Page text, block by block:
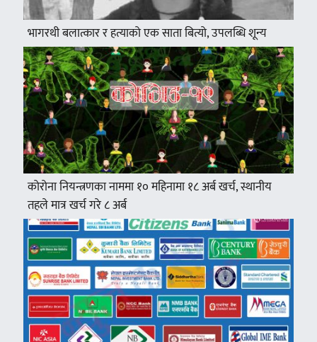
भागरथी बलात्कार र हत्याको एक साता बित्यो, उपलब्धि शून्य
कोरोना नियन्त्रणका नाममा १० महिनामा १८ अर्ब खर्च, स्थानीय
तहले मात्र खर्च गरे ८ अर्ब